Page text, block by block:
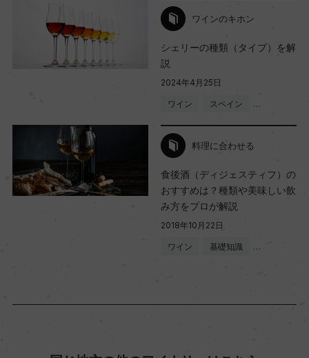
ワインのキホン
シェリーの種類（タイプ）を解
説
2024年4月25日
ワイン スペイン …
料理に合わせる
食後酒（ディジェスティフ）の
おすすめは？種類や美味しい飲
み方をプロが解説
2018年10月22日
ワイン 基礎知識 …